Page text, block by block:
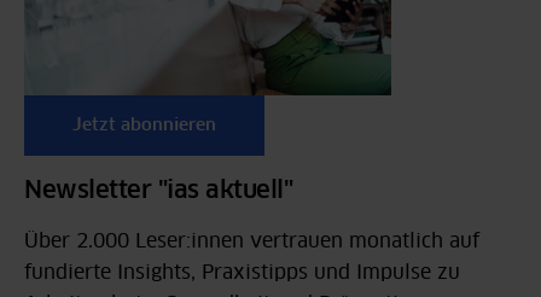
Jetzt abonnieren
Newsletter "ias aktuell"
Über 2.000 Leser:innen vertrauen monatlich auf
fundierte Insights, Praxistipps und Impulse zu